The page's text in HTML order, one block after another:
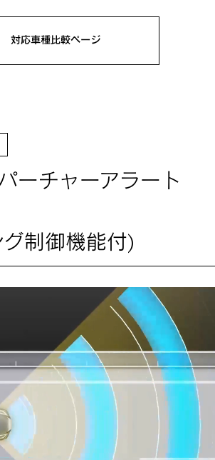
対応車種比較ページ
ーチャーアラート
制御機能付)